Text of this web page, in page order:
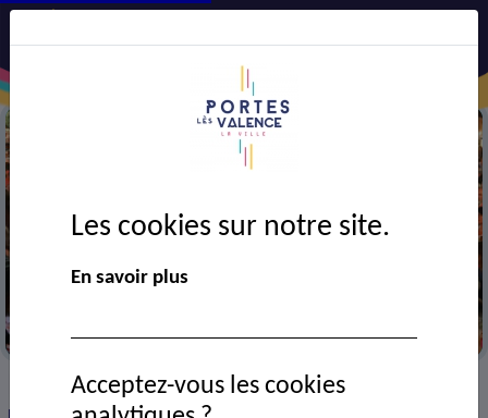
> VIE MUNICIPALE > Ressources documentaires
Les cookies sur notre site.
En savoir plus
Acceptez-vous les cookies